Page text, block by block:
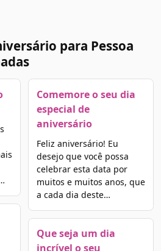
para Pessoa
Comemore o seu dia
especial de
aniversário
Feliz aniversário! Eu
desejo que você possa
celebrar esta data por
muitos e muitos anos, que
a cada dia deste…
Que seja um dia
incrível o seu